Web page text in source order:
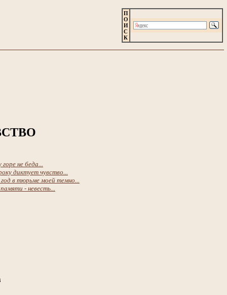
П
О
И
С
К
не беда...
диктует чувство...
в тюрьме моей темно...
- невесть...